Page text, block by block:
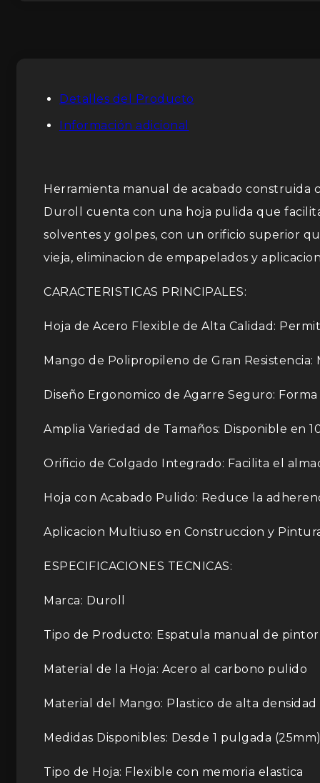
Detalles del Producto
Información adicional
Herramienta manual de acabado construida
Duroll cuenta con una hoja pulida que
solventes y golpes, con un orificio superior
vieja, eliminacion de empapelados y
CARACTERISTICAS PRINCIPALES:
Hoja de Acero Flexible de Alta Calidad:
Mango de Polipropileno de Gran
Diseño Ergonomico de Agarre Seguro:
Amplia Variedad de Tamaños: Disponible en
Orificio de Colgado Integrado: Facilita el
Hoja con Acabado Pulido: Reduce la
Aplicacion Multiuso en Construccion y
ESPECIFICACIONES TECNICAS:
Marca: Duroll
Tipo de Producto: Espatula manual de pintor
Material de la Hoja: Acero al carbono pulido
Material del Mango: Plastico de alta
Medidas Disponibles: Desde 1 pulgada
Tipo de Hoja: Flexible con memoria elastica